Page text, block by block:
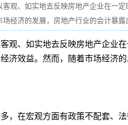
观、如实地去反映房地产企业在一
经济的发展，房地产行业的会计暴
观、如实地去反映房地产企业
济效益。然而，随着市场经济
，在宏观方面有政策不配套、